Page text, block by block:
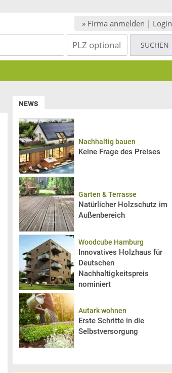
» Firma anmelden | Login
NEWS
Nachhaltig bauen
Keine Frage des Preises
Garten & Terrasse
Natürlicher Holzschutz im
Außenbereich
Woodcube Hamburg
Innovatives Holzhaus für
Deutschen
Nachhaltigkeitspreis
nominiert
Autark wohnen
Erste Schritte in die
Selbstversorgung